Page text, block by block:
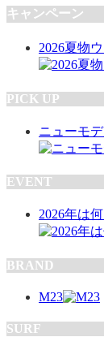
キャンペーン
2026夏物
PICK UP
ニューモ
EVENT
2026年は
BRAND
M23
SURF